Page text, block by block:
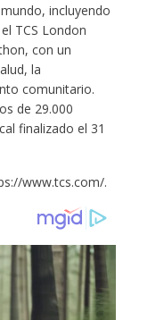
incluyendo
TCS London
con un
la
comunitario.
de 29.000
finalizado el 31
www.tcs.com/.